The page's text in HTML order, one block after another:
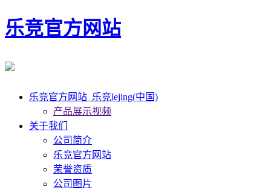
乐竞官方网站
乐竞官方网站_乐竞lejing(中国)
产品展示视频
关于我们
公司简介
乐竞官方网站
荣誉资质
公司图片